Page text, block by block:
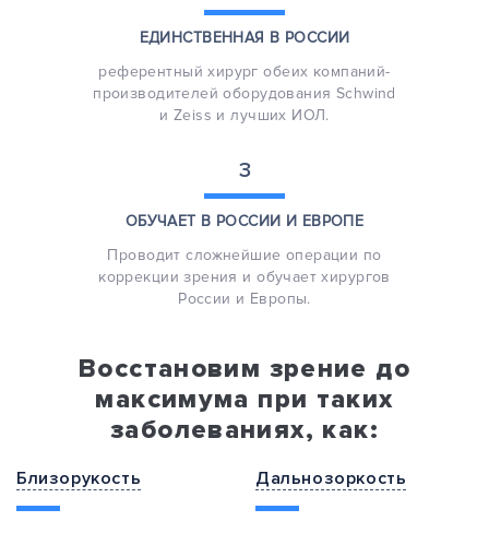
ЕДИНСТВЕННАЯ В РОССИИ
референтный хирург обеих компаний-
производителей оборудования Schwind
и Zeiss и лучших ИОЛ.
3
ОБУЧАЕТ В РОССИИ И ЕВРОПЕ
Проводит сложнейшие операции по
коррекции зрения и обучает хирургов
России и Европы.
Восстановим зрение до
максимума при таких
заболеваниях, как:
Близорукость Дальнозоркость